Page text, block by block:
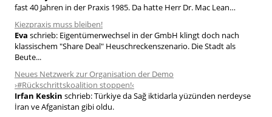
fast 40 Jahren in der Praxis 1985. Da hatte Herr Dr. Mac Lean…
Kiezpraxis muss bleiben!
Eva schrieb: Eigentümerwechsel in der GmbH klingt doch nach
klassischem "Share Deal" Heuschreckenszenario. Die Stadt als
Beute...
Neues Netzwerk zur Organisation der Demo
›#Rückschrittskoalition stoppen!‹
Irfan Keskin schrieb:Türkiye da Sağ iktidarla yüzünden nerdeyse
İran ve Afganistan gibi oldu.